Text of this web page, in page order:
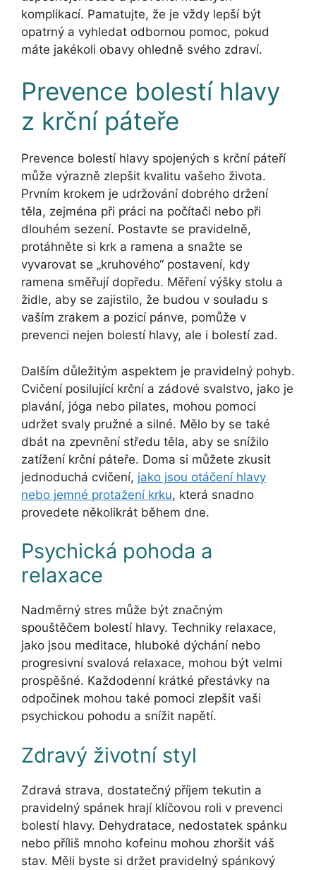
komplikací. Pamatujte, že je vždy lepší být
opatrný a vyhledat odbornou pomoc, pokud
máte jakékoli obavy ohledně svého zdraví.
Prevence bolestí hlavy
z krční páteře
Prevence bolestí hlavy spojených s krční páteří
může výrazně zlepšit kvalitu vašeho života.
Prvním krokem je udržování dobrého držení
těla, zejména při práci na počítači nebo při
dlouhém sezení. Postavte se pravidelně,
protáhněte si krk a ramena a snažte se
vyvarovat se „kruhového“ postavení, kdy
ramena směřují dopředu. Měření výšky stolu a
židle, aby se zajistilo, že budou v souladu s
vaším zrakem a pozicí pánve, pomůže v
prevenci nejen bolestí hlavy, ale i bolestí zad.
Dalším důležitým aspektem je pravidelný pohyb.
Cvičení posilující krční a zádové svalstvo, jako je
plavání, jóga nebo pilates, mohou pomoci
udržet svaly pružné a silné. Mělo by se také
dbát na zpevnění středu těla, aby se snížilo
zatížení krční páteře. Doma si můžete zkusit
jednoduchá cvičení, jako jsou otáčení hlavy
nebo jemné protažení krku, která snadno
provedete několikrát během dne.
Psychická pohoda a
relaxace
Nadměrný stres může být značným
spouštěčem bolestí hlavy. Techniky relaxace,
jako jsou meditace, hluboké dýchání nebo
progresivní svalová relaxace, mohou být velmi
prospěšné. Každodenní krátké přestávky na
odpočinek mohou také pomoci zlepšit vaši
psychickou pohodu a snížit napětí.
Zdravý životní styl
Zdravá strava, dostatečný příjem tekutin a
pravidelný spánek hrají klíčovou roli v prevenci
bolestí hlavy. Dehydratace, nedostatek spánku
nebo příliš mnoho kofeinu mohou zhoršit váš
stav. Měli byste si držet pravidelný spánkový